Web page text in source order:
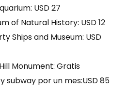
USD 27
of Natural History: USD 12
Ships and Museum: USD
Monument: Gratis
subway por un mes:USD 85